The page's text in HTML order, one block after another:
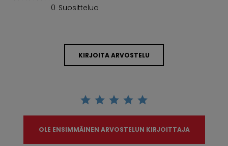
0 Suosittelua
KIRJOITA ARVOSTELU
OLE ENSIMMÄINEN ARVOSTELUN KIRJOITTAJA